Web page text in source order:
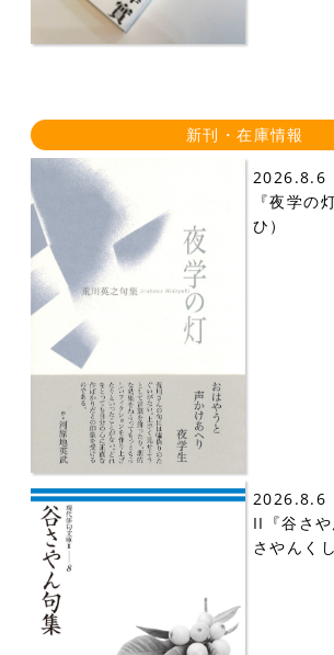
新刊・在庫情報
2026.8.6
『夜学の
ひ）
2026.8.6
II『谷さ
さやんく